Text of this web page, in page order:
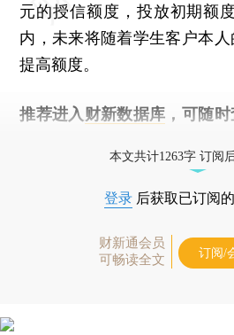
元的授信额度，投放初期额
内，未来将随着学生客户本
提高额度。
推荐进入 财新数据库 ，可随
本文共计1263字 订阅
登录 后获取已订阅
财新通会员
可畅读全文
订阅/